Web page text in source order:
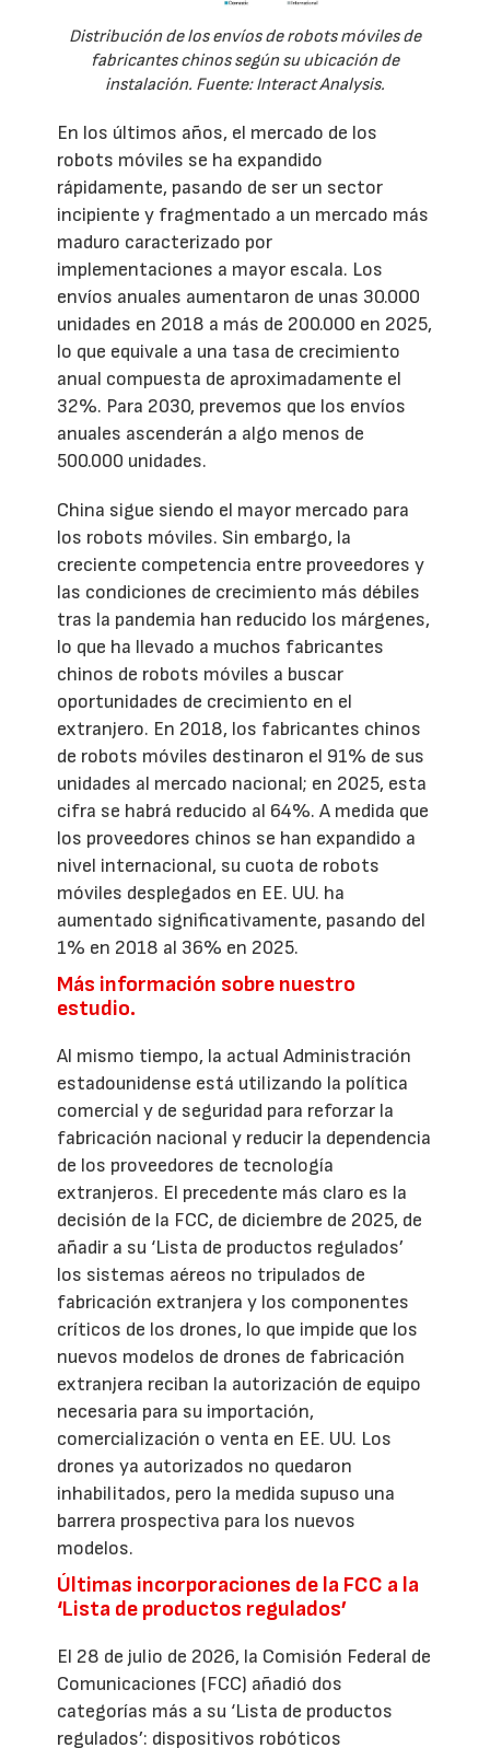
Distribución de los envíos de robots móviles de
fabricantes chinos según su ubicación de
instalación. Fuente: Interact Analysis.
En los últimos años, el mercado de los
robots móviles se ha expandido
rápidamente, pasando de ser un sector
incipiente y fragmentado a un mercado más
maduro caracterizado por
implementaciones a mayor escala. Los
envíos anuales aumentaron de unas 30.000
unidades en 2018 a más de 200.000 en 2025,
lo que equivale a una tasa de crecimiento
anual compuesta de aproximadamente el
32%. Para 2030, prevemos que los envíos
anuales ascenderán a algo menos de
500.000 unidades.
China sigue siendo el mayor mercado para
los robots móviles. Sin embargo, la
creciente competencia entre proveedores y
las condiciones de crecimiento más débiles
tras la pandemia han reducido los márgenes,
lo que ha llevado a muchos fabricantes
chinos de robots móviles a buscar
oportunidades de crecimiento en el
extranjero. En 2018, los fabricantes chinos
de robots móviles destinaron el 91% de sus
unidades al mercado nacional; en 2025, esta
cifra se habrá reducido al 64%. A medida que
los proveedores chinos se han expandido a
nivel internacional, su cuota de robots
móviles desplegados en EE. UU. ha
aumentado significativamente, pasando del
1% en 2018 al 36% en 2025.
Más información sobre nuestro
estudio.
Al mismo tiempo, la actual Administración
estadounidense está utilizando la política
comercial y de seguridad para reforzar la
fabricación nacional y reducir la dependencia
de los proveedores de tecnología
extranjeros. El precedente más claro es la
decisión de la FCC, de diciembre de 2025, de
añadir a su ‘Lista de productos regulados’
los sistemas aéreos no tripulados de
fabricación extranjera y los componentes
críticos de los drones, lo que impide que los
nuevos modelos de drones de fabricación
extranjera reciban la autorización de equipo
necesaria para su importación,
comercialización o venta en EE. UU. Los
drones ya autorizados no quedaron
inhabilitados, pero la medida supuso una
barrera prospectiva para los nuevos
modelos.
Últimas incorporaciones de la FCC a la
‘Lista de productos regulados’
El 28 de julio de 2026, la Comisión Federal de
Comunicaciones (FCC) añadió dos
categorías más a su ‘Lista de productos
regulados’: dispositivos robóticos